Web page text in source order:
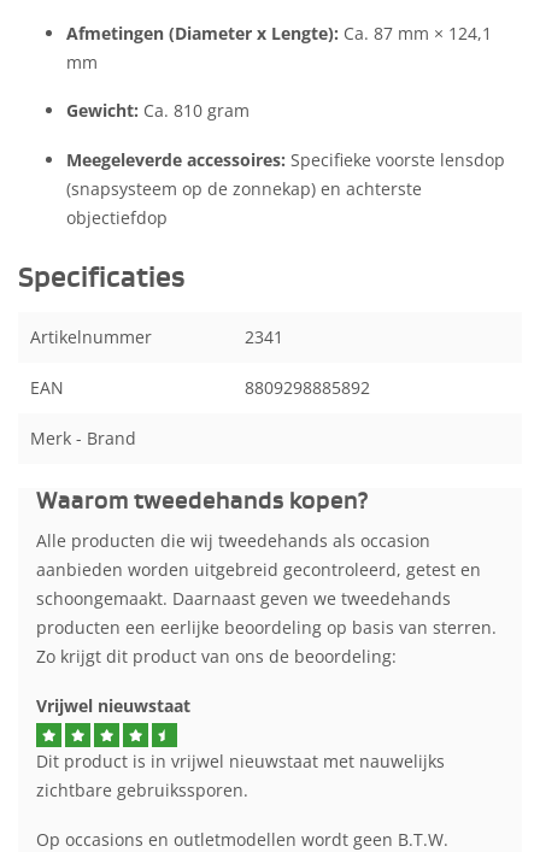
Afmetingen (Diameter x Lengte): Ca. 87 mm × 124,1
mm
Gewicht: Ca. 810 gram
Meegeleverde accessoires: Specifieke voorste lensdop
(snapsysteem op de zonnekap) en achterste
objectiefdop
Specificaties
Artikelnummer 2341
EAN 8809298885892
Merk - Brand
Waarom tweedehands kopen?
Alle producten die wij tweedehands als occasion
aanbieden worden uitgebreid gecontroleerd, getest en
schoongemaakt. Daarnaast geven we tweedehands
producten een eerlijke beoordeling op basis van sterren.
Zo krijgt dit product van ons de beoordeling:
Vrijwel nieuwstaat
Dit product is in vrijwel nieuwstaat met nauwelijks
zichtbare gebruikssporen.
Op occasions en outletmodellen wordt geen B.T.W.